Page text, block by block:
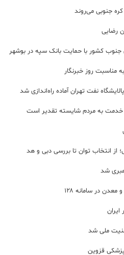
رضایی
جنوب کشور با حمایت بانک سپه در بوشهر
مناسبت روز خبرنگار
نفت تهران آماده راه‌اندازی شد
به مردم شایسته تقدیر است
از انتخاب توان تا بررسی دبی و هد
شد
در سامانه ۱۲۸
ایران
ملی شد
قزوین